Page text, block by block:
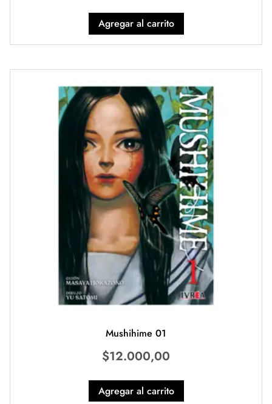
Agregar al carrito
Mushihime 01
$12.000,00
Agregar al carrito